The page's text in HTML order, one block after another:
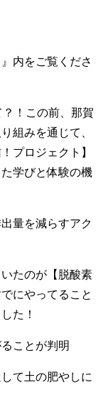
内をご覧くださ
？！この前、那賀
組みを通じて、
プロジェクト】
学びと体験の機
量を減らすアク
たのが【脱酸素
にやってること
た！
ことが判明
て土の肥やしに